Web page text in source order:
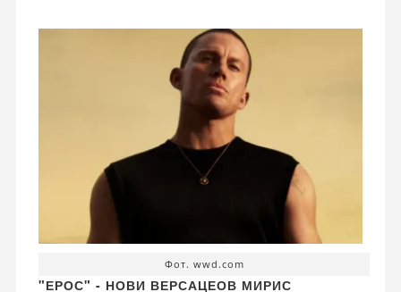
Фот. wwd.com
"ЕРОС" - НОВИ ВЕРСАЦЕОВ МИРИС